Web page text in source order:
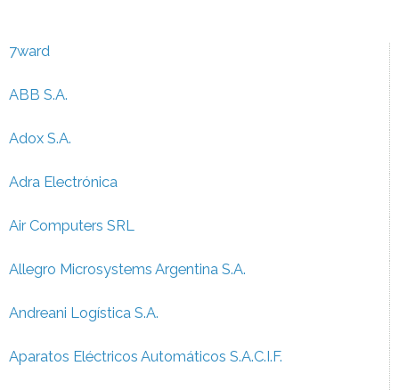
7ward
ABB S.A.
Adox S.A.
Adra Electrónica
Air Computers SRL
Allegro Microsystems Argentina S.A.
Andreani Logística S.A.
Aparatos Eléctricos Automáticos S.A.C.I.F.